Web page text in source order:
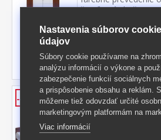
šatníková skriňa, 9
Kód produktu: 61550
491,50 €s DPH
-40% 821,50 € **
-46% Dvojlôžko 60341
farebné prevedenie
41 cm, cena bez
matraca odporúčaný
Nastavenia súborov
údajov
Súbory cookie používame na
analýzu informácií o výkone a
zabezpečenie funkcií sociálnych
a prispôsobenie obsahu a reklám.
môžeme tiež odovzdať určité
marketingovým platformám na
Viac informácií